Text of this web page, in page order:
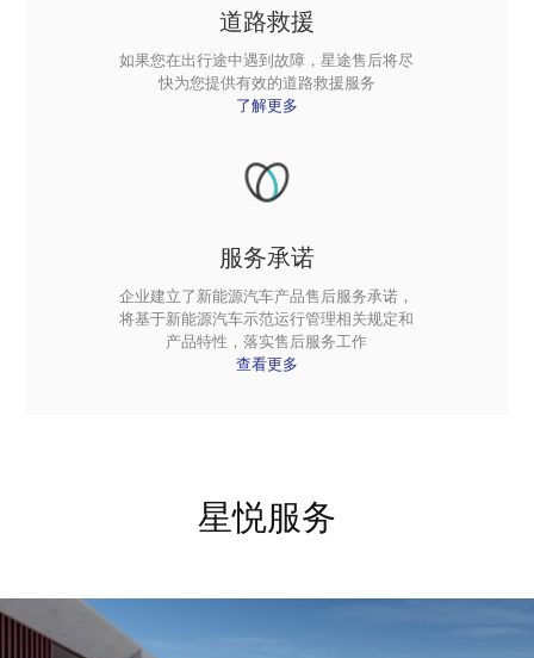
道路救援
如果您在出行途中遇到故障，星途售后将尽
快为您提供有效的道路救援服务
了解更多
服务承诺
企业建立了新能源汽车产品售后服务承诺，
将基于新能源汽车示范运行管理相关规定和
产品特性，落实售后服务工作
查看更多
星悦服务